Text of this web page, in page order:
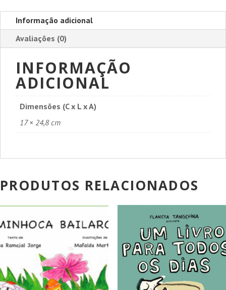
Informação adicional
Avaliações (0)
INFORMAÇÃO
ADICIONAL
Dimensões (C x L x A)
17 × 24,8 cm
PRODUTOS RELACIONADOS
PROMOÇÃO!